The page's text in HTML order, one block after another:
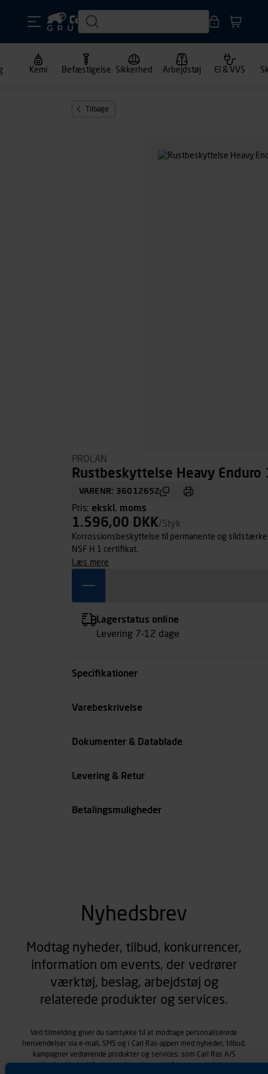
Kemi Befæstigelse Sikkerhed Arbejdstøj El & VVS
Tilbage
PROLAN
Rustbeskyttelse Heavy
VARENR: 36012652
Pris: ekskl. moms
1.596,00 DKK/Styk
Korrossionsbeskyttelse til permanente og
NSF H 1 certifikat.
læs mere
Lagerstatus online
Levering 7-12 dage
Specifikationer
Indhold
Varebeskrivelse
Dokumenter & Datablade
Levering & Retur
Betalingsmuligheder
Nyhedsbrev
Modtag nyheder, tilbud, konkurrencer,
information om events, der vedrører
værktøj, beslag, arbejdstøj og
relaterede produkter og services.
Ved tilmelding giver du samtykke til at modtage personaliserede
henvendelser via e-mail, SMS og i Carl Ras-appen med nyheder, tilbud,
kampagner vedrørende produkter og services, som Carl Ras A/S